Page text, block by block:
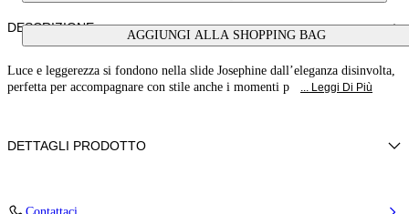
AGGIUNGI ALLA SHOPPING BAG
DESCRIZIONE
Luce e leggerezza si fondono nella slide Josephine dall’eleganza disinvolta,
perfetta per accompagnare con stile anche i momenti p
... Leggi Di Più
DETTAGLI PRODOTTO